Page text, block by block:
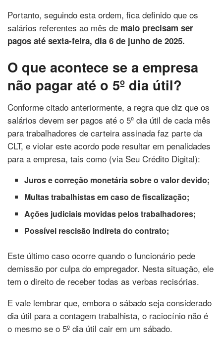
Portanto, seguindo esta ordem, fica definido que os
salários referentes ao mês de maio precisam ser
pagos até sexta-feira, dia 6 de junho de 2025.
O que acontece se a empresa
não pagar até o 5º dia útil?
Conforme citado anteriormente, a regra que diz que os
salários devem ser pagos até o 5º dia útil de cada mês
para trabalhadores de carteira assinada faz parte da
CLT, e violar este acordo pode resultar em penalidades
para a empresa, tais como (via Seu Crédito Digital):
Juros e correção monetária sobre o valor devido;
Multas trabalhistas em caso de fiscalização;
Ações judiciais movidas pelos trabalhadores;
Possível rescisão indireta do contrato;
Este último caso ocorre quando o funcionário pede
demissão por culpa do empregador. Nesta situação, ele
tem o direito de receber todas as verbas recisórias.
E vale lembrar que, embora o sábado seja considerado
dia útil para a contagem trabalhista, o raciocínio não é
o mesmo se o 5º dia útil cair em um sábado.